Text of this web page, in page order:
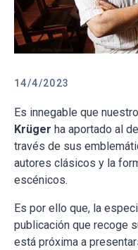
14/4/2023
Es innegable que
Krüger ha aportado al
través de sus
autores clásicos y la
escénicos.
Es por ello que, la
publicación que recoge
está próxima a